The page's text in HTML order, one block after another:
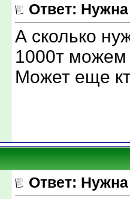
Ответ:
А сколько
1000т можем
Может еще
Ответ: